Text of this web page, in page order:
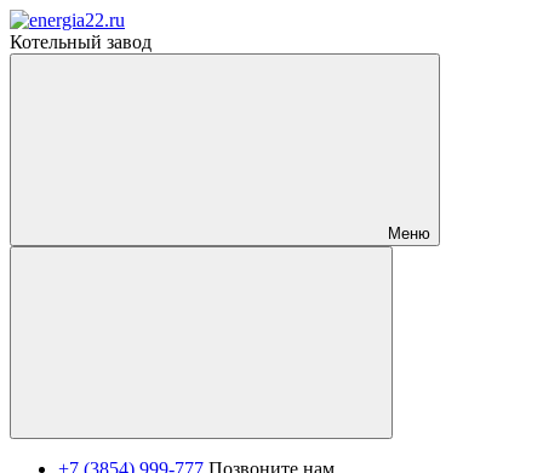
Котельный завод
Меню
+7 (3854) 999-777 Позвоните нам